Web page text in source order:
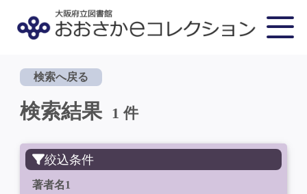
検索へ戻る
検索結果 1 件
絞込条件
著者名1